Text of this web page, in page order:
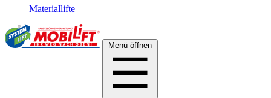
Materiallifte
Menü öffnen